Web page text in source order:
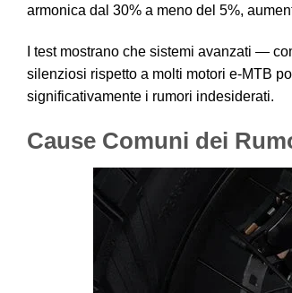
armonica dal 30% a meno del 5%,
I test mostrano che sistemi avanzati —
silenziosi rispetto a molti motori e-MTB
significativamente i rumori indesiderati.
Cause Comuni dei